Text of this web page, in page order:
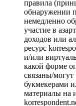
правила
обнаружении
немедленно
участие в
доходов или
ресурс
и/или
какой форме
связаны/
букмекерами
материалы на